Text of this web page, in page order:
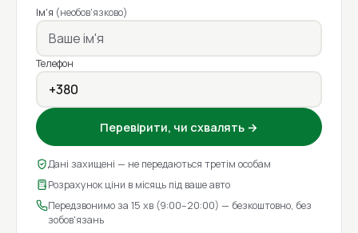
Ім'я (необов'язково)
Телефон
Перевірити, чи схвалять →
Дані захищені — не передаються третім особам
Розрахунок ціни в місяць під ваше авто
Передзвонимо за 15 хв (9:00–20:00) — безкоштовно, без
зобов'язань